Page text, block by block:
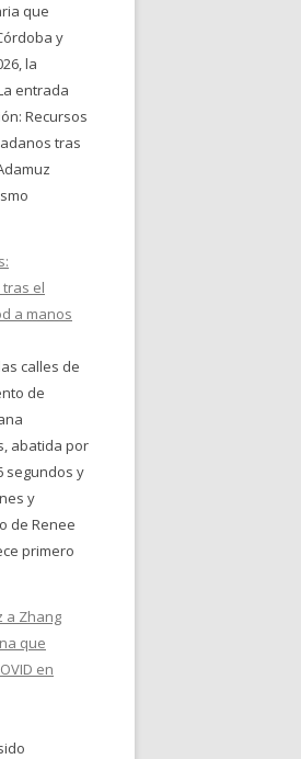
que
y
la
entrada
Recursos
tras
el
a manos
calles de
de
abatida por
segundos y
y
de Renee
primero
a Zhang
que
en